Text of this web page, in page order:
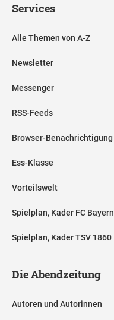
Services
Alle Themen von A-Z
Newsletter
Messenger
RSS-Feeds
Browser-Benachrichtigung
Ess-Klasse
Vorteilswelt
Spielplan, Kader FC Bayern
Spielplan, Kader TSV 1860
Die Abendzeitung
Autoren und Autorinnen